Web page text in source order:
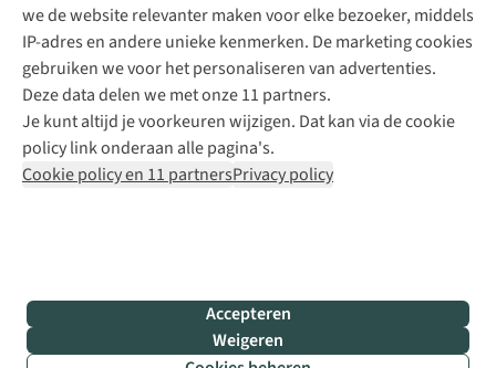
we de website relevanter maken voor elke bezoeker, middels
IP-adres en andere unieke kenmerken. De marketing cookies
gebruiken we voor het personaliseren van advertenties.
Deze data delen we met onze 11 partners.
Je kunt altijd je voorkeuren wijzigen. Dat kan via de cookie
policy link onderaan alle pagina's.
Cookie policy en 11 partnersPrivacy policy
Accepteren
Weigeren
Bever
B.V.